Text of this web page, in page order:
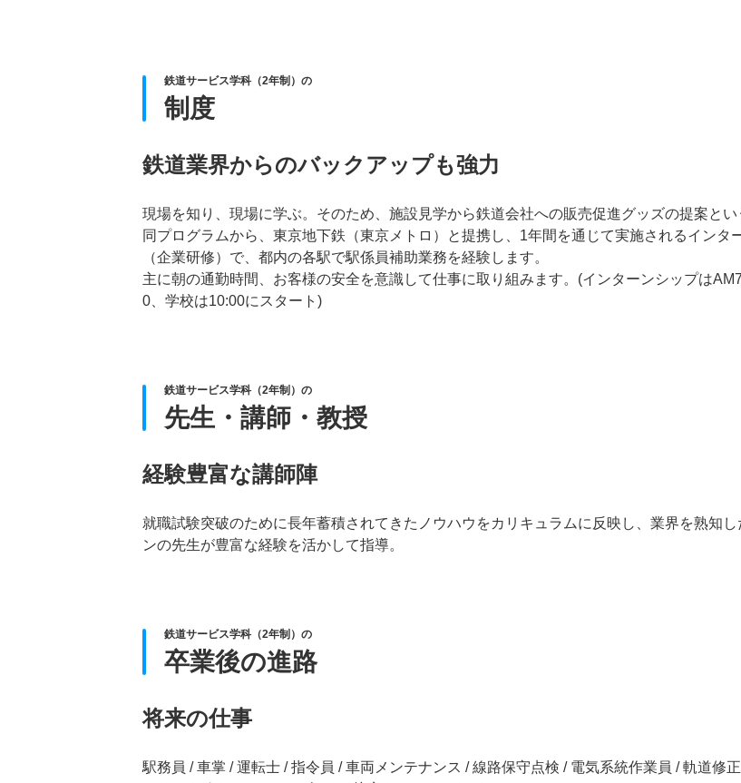
鉄道サービス学科（2年制）の
制度
鉄道業界からのバックアップも強力
現場を知り、現場に学ぶ。そのため、施設見学から鉄道会社への販売促進グッズの提案とい
同プログラムから、東京地下鉄（東京メトロ）と提携し、1年間を通じて実施されるインタ
（企業研修）で、都内の各駅で駅係員補助業務を経験します。
主に朝の通勤時間、お客様の安全を意識して仕事に取り組みます。(インターンシップは
0、学校は10:00にスタート)
鉄道サービス学科（2年制）の
先生・講師・教授
経験豊富な講師陣
就職試験突破のために長年蓄積されてきたノウハウをカリキュラムに反映し、業界を熟知し
ンの先生が豊富な経験を活かして指導。
鉄道サービス学科（2年制）の
卒業後の進路
将来の仕事
駅務員 / 車掌 / 運転士 / 指令員 / 車両メンテナンス / 線路保守点検 / 電気系統作業員 / 軌道修